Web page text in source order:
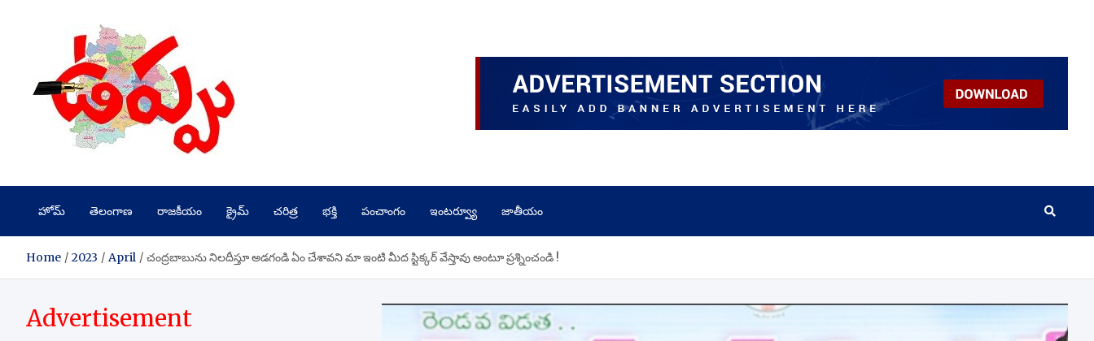
హోమ్ తెలంగాణ రాజకీయం క్రైమ్ చరిత్ర భక్తి పంచాంగం ఇంటర్వ్యూ జాతీయం
Home 2023 April చంద్రబాబును నిలదీస్తూ అడగండి ఏం చేశావని మా ఇంటి మీద స్టిక్కర్ వేస్తావు అంటూ ప్రశ్నించండి !
Advertisement